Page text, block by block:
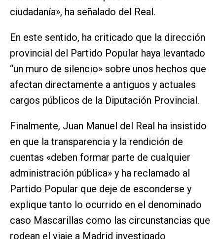
ciudadanía», ha señalado del Real.
En este sentido, ha criticado que la dirección
provincial del Partido Popular haya levantado
“un muro de silencio» sobre unos hechos que
afectan directamente a antiguos y actuales
cargos públicos de la Diputación Provincial.
Finalmente, Juan Manuel del Real ha insistido
en que la transparencia y la rendición de
cuentas «deben formar parte de cualquier
administración pública» y ha reclamado al
Partido Popular que deje de esconderse y
explique tanto lo ocurrido en el denominado
caso Mascarillas como las circunstancias que
rodean el viaje a Madrid investigado